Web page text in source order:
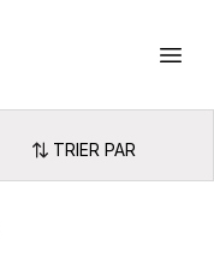
Trier par
TRIER PAR